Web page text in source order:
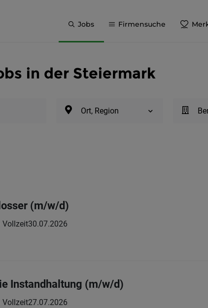
Jobs Firmensuche
in der Steiermark
Ort, Region
(m/w/d)
Vollzeit30.07.2026
Instandhaltung (m/w/d)
Vollzeit27.07.2026